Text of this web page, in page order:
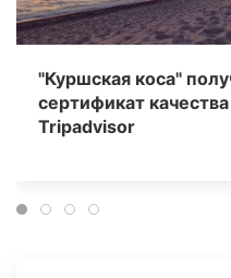
"Куршская коса"
сертификат качества
Tripаdvisor